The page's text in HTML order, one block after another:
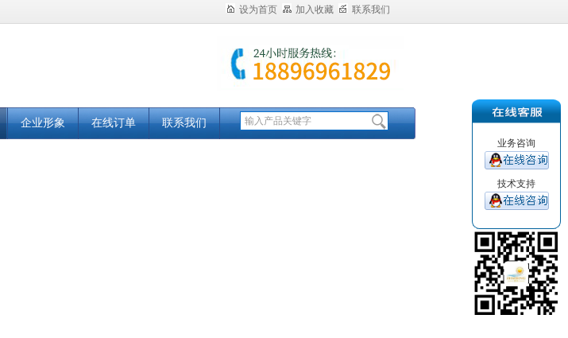
设为首页 加入收藏 联系我们
企业形象 在线订单 联系我们
业务咨询
技术支持